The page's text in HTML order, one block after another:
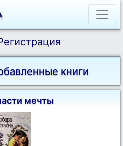
книги
мечты